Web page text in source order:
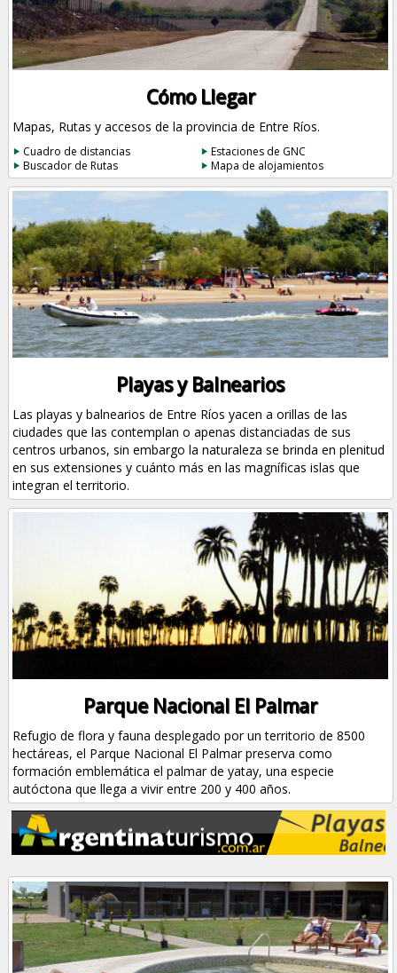
Cómo Llegar
Mapas, Rutas y accesos de la provincia de Entre Ríos.
Cuadro de distancias
Estaciones de GNC
Buscador de Rutas
Mapa de alojamientos
Playas y Balnearios
Las playas y balnearios de Entre Ríos yacen a orillas de las
ciudades que las contemplan o apenas distanciadas de sus
centros urbanos, sin embargo la naturaleza se brinda en plenitud
en sus extensiones y cuánto más en las magníficas islas que
integran el territorio.
Parque Nacional El Palmar
Refugio de flora y fauna desplegado por un territorio de 8500
hectáreas, el Parque Nacional El Palmar preserva como
formación emblemática el palmar de yatay, una especie
autóctona que llega a vivir entre 200 y 400 años.